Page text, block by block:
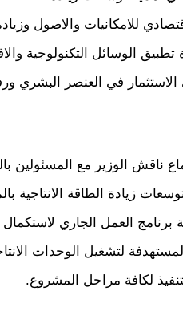
للامكانيات والاصول
الوسائل التكنولوجية
الاستثمار في العنصر البشري
ناقش الوزير مع
زيادة الطاقة
العمل الجاري لاستكمال
لتشغيل الوحدات
لكافة مراحل المشروع.